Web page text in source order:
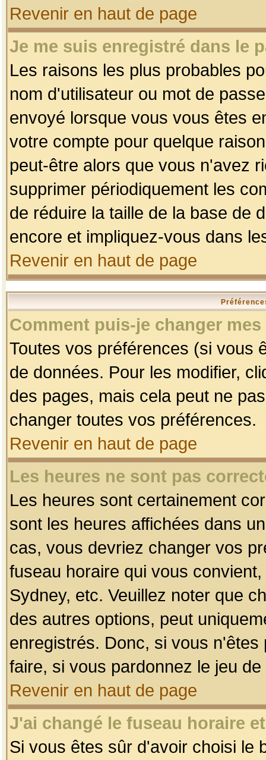
Revenir en haut de page
Je me suis enregistré dans le
Les raisons les plus probables
nom d'utilisateur ou mot de
envoyé lorsque vous vous êtes
votre compte pour quelque
peut-être alors que vous n'avez
supprimer périodiquement les
de réduire la taille de la base de
encore et impliquez-vous dans
Revenir en haut de page
Comment puis-je changer
Toutes vos préférences (si vous
de données. Pour les modifier,
des pages, mais cela peut ne
changer toutes vos préférences.
Revenir en haut de page
Les heures ne sont pas
Les heures sont certainement
sont les heures affichées dans
cas, vous devriez changer vos
fuseau horaire qui vous
Sydney, etc. Veuillez noter que
des autres options, peut
enregistrés. Donc, si vous
faire, si vous pardonnez le jeu
Revenir en haut de page
J'ai changé le fuseau horaire
Si vous êtes sûr d'avoir choisi le